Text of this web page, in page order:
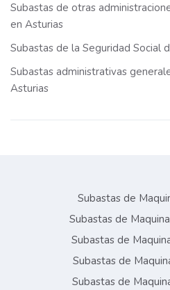
Subastas de otras
en Asturias
Subastas de la Seguridad Social
Subastas administrativas
Asturias
Subastas de
Subastas de
Subastas de
Subastas de
Subastas de